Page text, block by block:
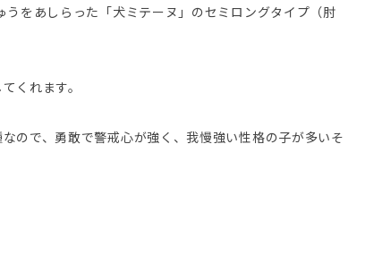
をあしらった「犬ミテーヌ」のセミロングタイプ（肘
くれます。
ので、勇敢で警戒心が強く、我慢強い性格の子が多いそ